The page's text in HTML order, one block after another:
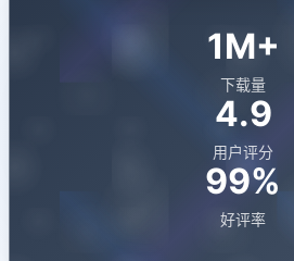
1M+
下载量
4.9
用户评分
99%
好评率